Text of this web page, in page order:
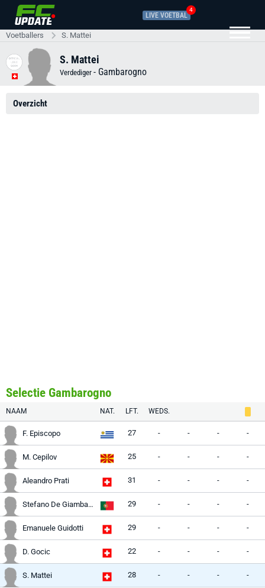
LIVE VOETBAL
4
Voetballers S. Mattei
S. Mattei
Verdediger - Gambarogno
Overzicht
Selectie Gambarogno
NAAM NAT. LFT. WEDS.
F. Episcopo 27 - - - -
M. Cepilov 25 - - - -
Aleandro Prati 31 - - - -
Stefano De Giambattista 29 - - - -
Emanuele Guidotti 29 - - - -
D. Gocic 22 - - - -
S. Mattei 28 - - - -